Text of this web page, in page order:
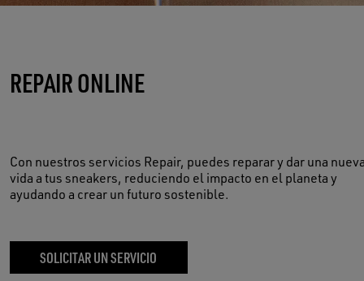
REPAIR ONLINE
Con nuestros servicios Repair, puedes reparar y dar una
vida a tus sneakers, reduciendo el impacto en el planeta y
ayudando a crear un futuro sostenible.
SOLICITAR UN SERVICIO